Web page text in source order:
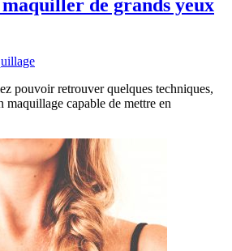
de grands yeux
pouvoir retrouver quelques techniques,
maquillage capable de mettre en